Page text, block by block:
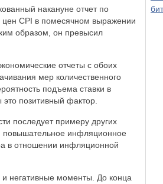
накануне отчет по
цен CPI в помесячном выражении
образом, он превысил
отчеты с обоих
мер количественного
подъема ставки в
позитивный фактор.
последует примеру других
повышательное инфляционное
в отношении инфляционной
и негативные моменты. До конца